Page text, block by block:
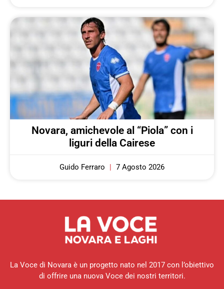
Novara, amichevole al “Piola” con i
liguri della Cairese
Guido Ferraro 7 Agosto 2026
La Voce di Novara è un progetto nato nel 2017 con l’obiettivo
di offrire una nuova Voce dei nostri territori.